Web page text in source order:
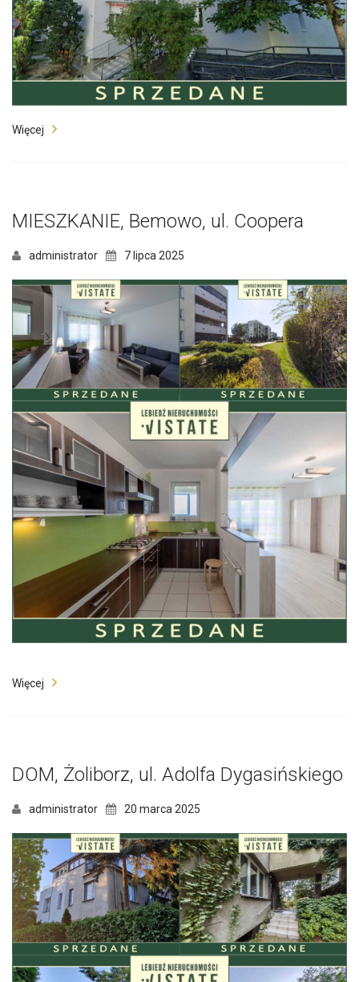
Więcej
MIESZKANIE, Bemowo, ul. Coopera
administrator 7 lipca 2025
Więcej
DOM, Żoliborz, ul. Adolfa Dygasińskiego
administrator 20 marca 2025